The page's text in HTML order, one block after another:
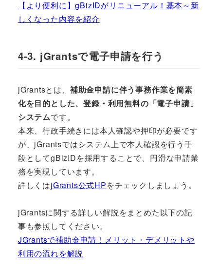
【より便利に】gBizIDがリニューアル！基本～新
しくなった内容を紹介
4-3. jGrantsで電子申請を行う
jGrantsとは、 補助金申請に伴う事務作業を簡素
化を目的とした、登録・利用無料の「電子申請」
システムです。
本来、行政手続きには本人確認や押印が必要です
が、jGrantsではシステム上で本人確認を行う手
段としてgBizIDを採用することで、円滑な申請業
務を実現しています。
詳しくはjGrants公式HPをチェックしましょう。
jGrantsに関する詳しい解説をまとめた以下の記
事も参照してください。
JGrantsで補助金申請！メリット・デメリットや
利用の流れを解説